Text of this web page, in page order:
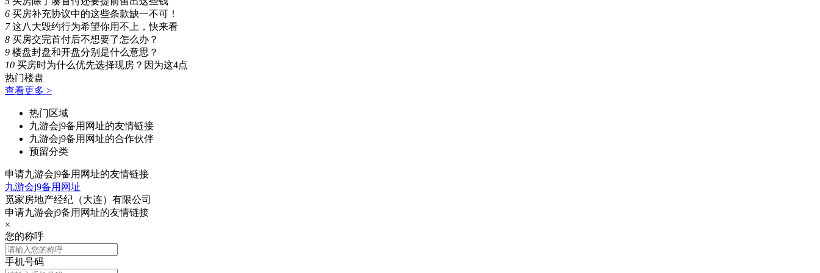
6 买房补充协议中的这些条款缺一不可！
7 这八大毁约行为希望你用不上，快来看
8 买房交完首付后不想要了怎么办？
9 楼盘封盘和开盘分别是什么意思？
10 买房时为什么优先选择现房？因为这4点
热门楼盘
查看更多 >
热门区域
九游会j9备用网址的友情链接
九游会j9备用网址的合作伙伴
预留分类
申请九游会j9备用网址的友情链接
九游会j9备用网址
觅家房地产经纪（大连）有限公司
申请九游会j9备用网址的友情链接
×
您的称呼
手机号码